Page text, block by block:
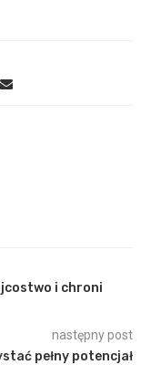
i chroni
następny post
pełny potencjał